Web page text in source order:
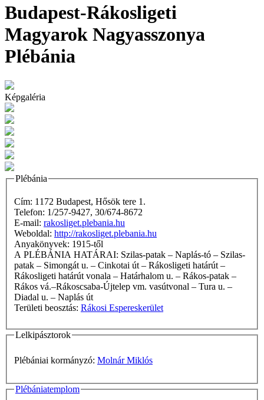
Budapest-Rákosligeti
Magyarok Nagyasszonya
Plébánia
Képgaléria
Plébánia
Cím: 1172 Budapest, Hősök tere 1.
Telefon: 1/257-9427, 30/674-8672
E-mail: rakosliget.plebania.hu
Weboldal: http://rakosliget.plebania.hu
Anyakönyvek: 1915-től
A PLÉBÁNIA HATÁRAI: Szilas-patak – Naplás-tó – Szilas-
patak – Simongát u. – Cinkotai út – Rákosligeti határút –
Rákosligeti határút vonala – Határhalom u. – Rákos-patak –
Rákos vá.–Rákoscsaba-Újtelep vm. vasútvonal – Tura u. –
Diadal u. – Naplás út
Területi beosztás: Rákosi Espereskerület
Lelkipásztorok
Plébániai kormányzó: Molnár Miklós
Plébániatemplom